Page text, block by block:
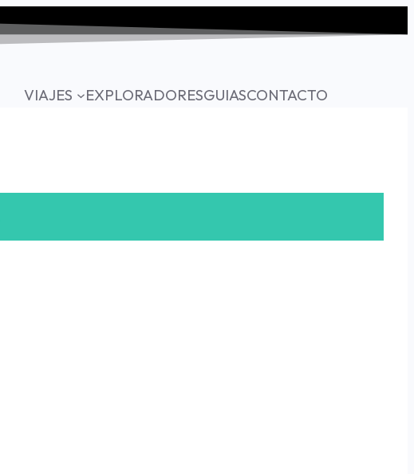
VIAJES EXPLORADORESGUIASCONTACTO